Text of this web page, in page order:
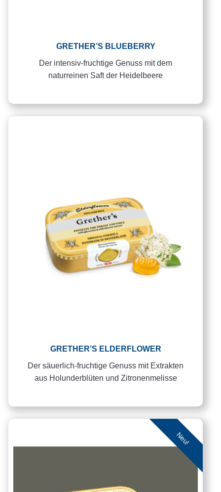
GRETHER’S BLUEBERRY
Der intensiv-fruchtige Genuss mit dem
naturreinen Saft der Heidelbeere
GRETHER’S ELDERFLOWER
Der säuerlich-fruchtige Genuss mit Extrakten
aus Holunderblüten und Zitronenmelisse
Neu!